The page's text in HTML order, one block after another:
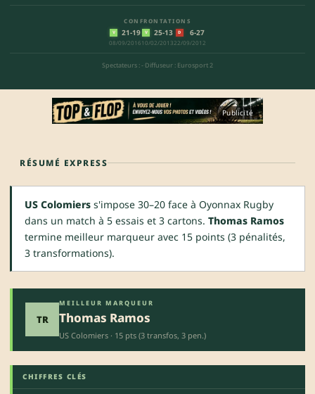
CONFRONTATIONS
V 21-19
08/09/2016
V 25-13
10/02/2013
D 6-27
22/09/2012
Spectateurs : - Diffuseur : Eurosport 2
Publicité
RÉSUMÉ EXPRESS
US Colomiers s'impose 30–20 face à Oyonnax Rugby
dans un match à 5 essais et 3 cartons. Thomas Ramos
termine meilleur marqueur avec 15 points (3 pénalités,
3 transformations).
TR
MEILLEUR MARQUEUR
Thomas Ramos
US Colomiers · 15 pts (3 transfos, 3 pen.)
CHIFFRES CLÉS